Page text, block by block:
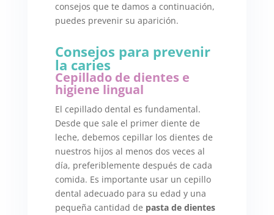
consejos que te damos a continuación,
puedes prevenir su aparición.
Consejos para prevenir
la caries
Cepillado de dientes e
higiene lingual
El cepillado dental es fundamental.
Desde que sale el primer diente de
leche, debemos cepillar los dientes de
nuestros hijos al menos dos veces al
día, preferiblemente después de cada
comida. Es importante usar un cepillo
dental adecuado para su edad y una
pequeña cantidad de pasta de dientes